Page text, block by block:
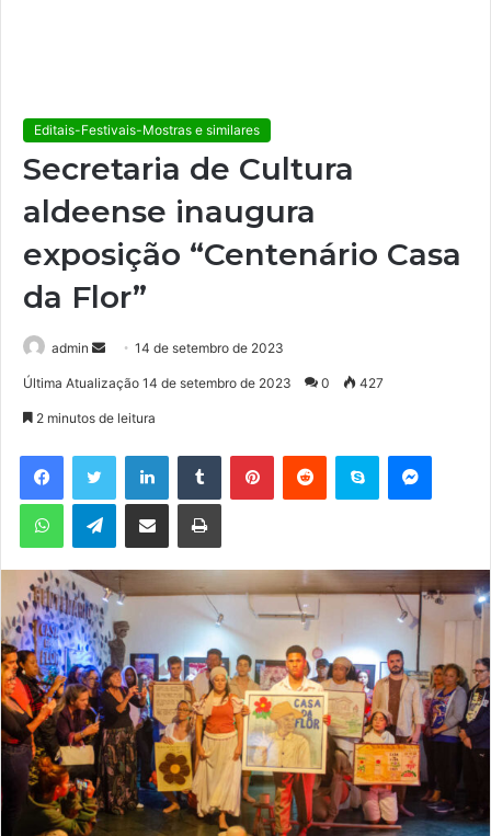
Editais-Festivais-Mostras e similares
Secretaria de Cultura
aldeense inaugura
exposição “Centenário Casa
da Flor”
admin
d
e
m
m
i
l
14 de setembro de 2023
Última Atualização 14 de setembro de 2023 0 427
2 minutos de leitura
Telegram